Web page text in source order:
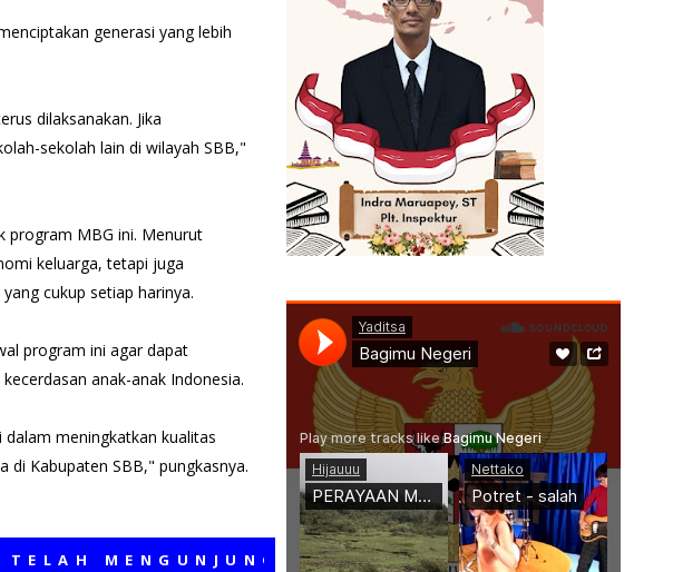
generasi yang lebih
dilaksanakan. Jika
sekolah lain di wilayah SBB,"
program MBG ini. Menurut
keluarga, tetapi juga
cukup setiap harinya.
program ini agar dapat
anak-anak Indonesia.
meningkatkan kualitas
di Kabupaten SBB," pungkasnya.
MEDIA KAMI, SEMOGA